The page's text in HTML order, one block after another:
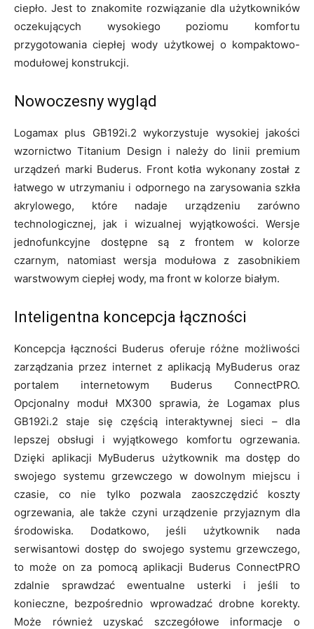
ciepło. Jest to znakomite rozwiązanie dla użytkowników
oczekujących wysokiego poziomu komfortu
przygotowania ciepłej wody użytkowej o kompaktowo-
modułowej konstrukcji.
Nowoczesny wygląd
Logamax plus GB192i.2 wykorzystuje wysokiej jakości
wzornictwo Titanium Design i należy do linii premium
urządzeń marki Buderus. Front kotła wykonany został z
łatwego w utrzymaniu i odpornego na zarysowania szkła
akrylowego, które nadaje urządzeniu zarówno
technologicznej, jak i wizualnej wyjątkowości. Wersje
jednofunkcyjne dostępne są z frontem w kolorze
czarnym, natomiast wersja modułowa z zasobnikiem
warstwowym ciepłej wody, ma front w kolorze białym.
Inteligentna koncepcja łączności
Koncepcja łączności Buderus oferuje różne możliwości
zarządzania przez internet z aplikacją MyBuderus oraz
portalem internetowym Buderus ConnectPRO.
Opcjonalny moduł MX300 sprawia, że Logamax plus
GB192i.2 staje się częścią interaktywnej sieci – dla
lepszej obsługi i wyjątkowego komfortu ogrzewania.
Dzięki aplikacji MyBuderus użytkownik ma dostęp do
swojego systemu grzewczego w dowolnym miejscu i
czasie, co nie tylko pozwala zaoszczędzić koszty
ogrzewania, ale także czyni urządzenie przyjaznym dla
środowiska. Dodatkowo, jeśli użytkownik nada
serwisantowi dostęp do swojego systemu grzewczego,
to może on za pomocą aplikacji Buderus ConnectPRO
zdalnie sprawdzać ewentualne usterki i jeśli to
konieczne, bezpośrednio wprowadzać drobne korekty.
Może również uzyskać szczegółowe informacje o